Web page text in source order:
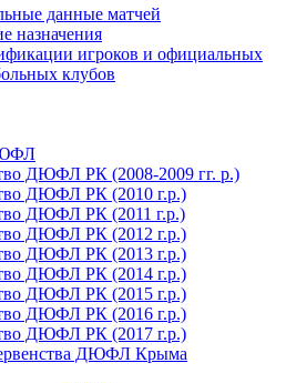
данные матчей
назначения
игроков и официальных
клубов
ДЮФЛ РК (2008-2009 гг. р.)
ДЮФЛ РК (2010 г.р.)
ДЮФЛ РК (2011 г.р.)
ДЮФЛ РК (2012 г.р.)
ДЮФЛ РК (2013 г.р.)
ДЮФЛ РК (2014 г.р.)
ДЮФЛ РК (2015 г.р.)
ДЮФЛ РК (2016 г.р.)
ДЮФЛ РК (2017 г.р.)
ДЮФЛ Крыма